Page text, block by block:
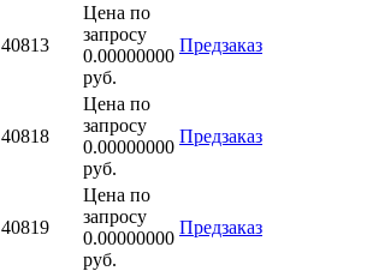
40813
Цена по
запросу
0.00000000
руб.
Предзаказ
40818
Цена по
запросу
0.00000000
руб.
Предзаказ
40819
Цена по
запросу
0.00000000
руб.
Предзаказ